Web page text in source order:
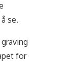
se.
for